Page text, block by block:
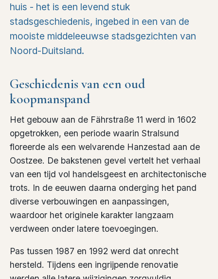
huis - het is een levend stuk
stadsgeschiedenis, ingebed in een van de
mooiste middeleeuwse stadsgezichten van
Noord-Duitsland.
Geschiedenis van een oud
koopmanspand
Het gebouw aan de Fährstraße 11 werd in 1602
opgetrokken, een periode waarin Stralsund
floreerde als een welvarende Hanzestad aan de
Oostzee. De bakstenen gevel vertelt het verhaal
van een tijd vol handelsgeest en architectonische
trots. In de eeuwen daarna onderging het pand
diverse verbouwingen en aanpassingen,
waardoor het originele karakter langzaam
verdween onder latere toevoegingen.
Pas tussen 1987 en 1992 werd dat onrecht
hersteld. Tijdens een ingrijpende renovatie